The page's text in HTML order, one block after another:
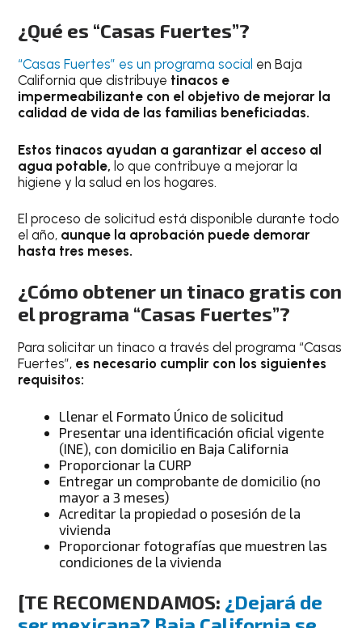
¿Qué es “Casas Fuertes”?
“Casas Fuertes” es un programa social en Baja
California que distribuye tinacos e
impermeabilizante con el objetivo de mejorar la
calidad de vida de las familias beneficiadas.
Estos tinacos ayudan a garantizar el acceso al
agua potable,lo que contribuye a mejorar la
higiene y la salud en los hogares.
El proceso de solicitud está disponible durante todo
el año, aunque la aprobación puede demorar
hasta tres meses.
¿Cómo obtener un tinaco gratis con
el programa “Casas Fuertes”?
Para solicitar un tinaco a través del programa “Casas
Fuertes”, es necesario cumplir con los siguientes
requisitos:
Llenar el Formato Único de solicitud
Presentar una identificación oficial vigente
(INE), con domicilio en Baja California
Proporcionar la CURP
Entregar un comprobante de domicilio (no
mayor a 3 meses)
Acreditar la propiedad o posesión de la
vivienda
Proporcionar fotografías que muestren las
condiciones de la vivienda
[TE RECOMENDAMOS: ¿Dejará de